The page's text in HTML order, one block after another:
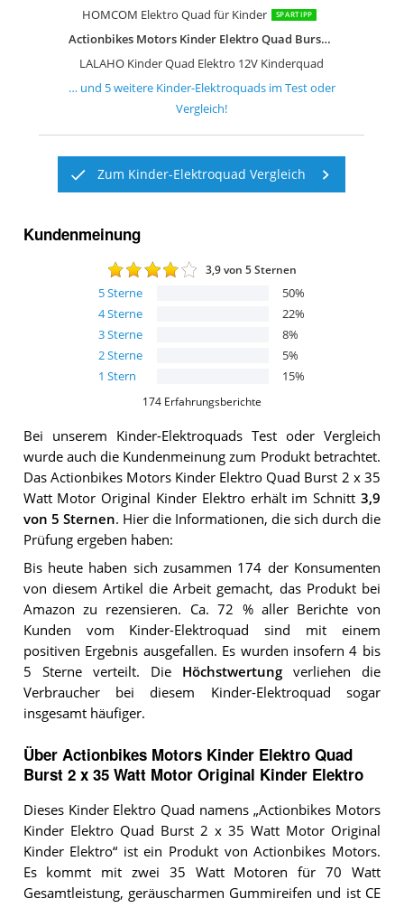
HOMCOM Elektro Quad für Kinder SPARTIPP
Actionbikes Motors Kinder Elektro Quad Burst 2 x 35 Watt Motor Original Kinder Elektro
LALAHO Kinder Quad Elektro 12V Kinderquad
… und 5weitere Kinder-Elektroquadsim Test oder
Vergleich!
Zum Kinder-Elektroquad Vergleich
Kundenmeinung
3,9von 5 Sternen
5Sterne 50%
4Sterne 22%
3Sterne 8%
2Sterne 5%
1 Stern 15%
174 Erfahrungsberichte
Bei unserem Kinder-ElektroquadsTest oder Vergleich
wurde auch die Kundenmeinung zum Produkt betrachtet.
Das Actionbikes Motors Kinder Elektro Quad Burst 2 x 35
Watt Motor Original Kinder Elektroerhält im Schnitt 3,9
von 5 Sternen. Hier die Informationen, die sich durch die
Prüfung ergeben haben:
Bis heute haben sich zusammen 174 der Konsumenten
von diesem Artikel die Arbeit gemacht, das Produkt bei
Amazon zu rezensieren. Ca. 72 % aller Berichte von
Kunden vom Kinder-Elektroquad sind mit einem
positiven Ergebnis ausgefallen. Es wurden insofern 4 bis
5 Sterne verteilt. Die Höchstwertungverliehen die
Verbraucher bei diesem Kinder-Elektroquad sogar
insgesamt häufiger.
Über Actionbikes Motors Kinder Elektro Quad
Burst 2 x 35 Watt Motor Original Kinder Elektro
Dieses Kinder Elektro Quad namens „Actionbikes Motors
Kinder Elektro Quad Burst 2 x 35 Watt Motor Original
Kinder Elektro“ ist ein Produkt von Actionbikes Motors.
Es kommt mit zwei 35 Watt Motoren für 70 Watt
Gesamtleistung, geräuscharmen Gummireifen und ist CE